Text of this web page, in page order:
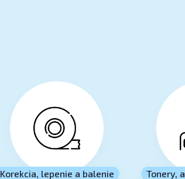
Korekcia, lepenie a balenie Tonery,